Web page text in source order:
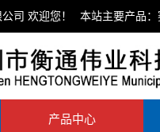
司 欢迎您！ 本站主要产品
产品中心